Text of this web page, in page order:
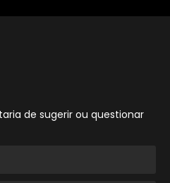
de sugerir ou questionar